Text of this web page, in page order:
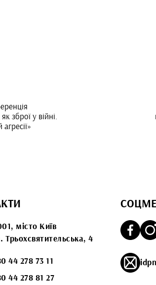
зброї у війні.
місто Київ
Трьохсвятительська, 4
44 278 73 11
44 278 81 27